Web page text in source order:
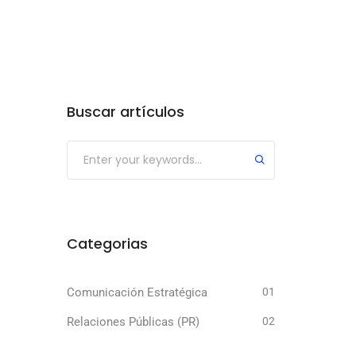
Buscar artículos
Submit
Categorias
Comunicación Estratégica 01
Relaciones Públicas (PR) 02